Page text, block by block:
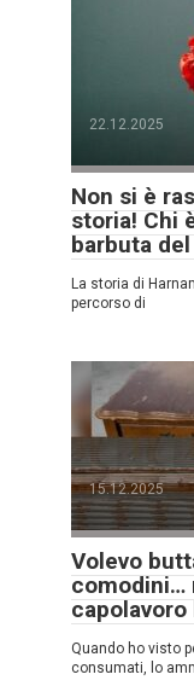
22.12.2025
Non si è
storia! Chi
barbuta
La storia di
percorso di
15.12.2025
Volevo
comodini…
Quando ho visto
consumati, lo